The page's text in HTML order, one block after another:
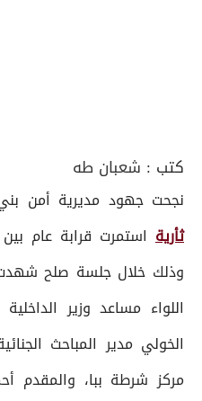
كتب : شعبان طه
نجحت جهود مديرية أمن
ثأرية استمرت قرابة عام
وذلك خلال جلسة صلح شهدت
اللواء مساعد وزير
الخولي مدير المباحث
مركز شرطة ببا، والمقدم